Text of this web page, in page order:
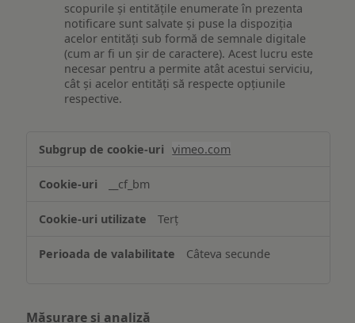
scopurile și entitățile enumerate în prezenta
notificare sunt salvate și puse la dispoziția
acelor entități sub formă de semnale digitale
(cum ar fi un șir de caractere). Acest lucru este
necesar pentru a permite atât acestui serviciu,
cât și acelor entități să respecte opțiunile
respective.
Asigurarea
funcționalităților
website-
ului
vimeo.com
__cf_bm
Terț
Câteva secunde
Măsurare și analiză